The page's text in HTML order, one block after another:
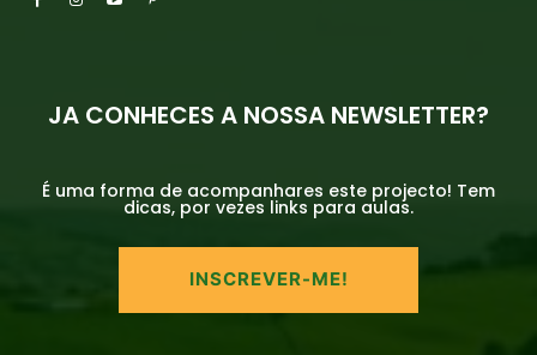
JA CONHECES A NOSSA NEWSLETTER?
É uma forma de acompanhares este projecto! Tem
dicas, por vezes links para aulas.
INSCREVER-ME!